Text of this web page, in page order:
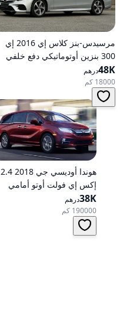
مرسيدس-بنز كلاس إي 2016 إي
300 بنزين أوتوماتيكي دفع خلفي
48Kدرهم
18000 كم
هوندا أوديسي جي 2018 2.4
إكس إي فولت أوتو أمامي
الدفع
38Kدرهم
190000 كم